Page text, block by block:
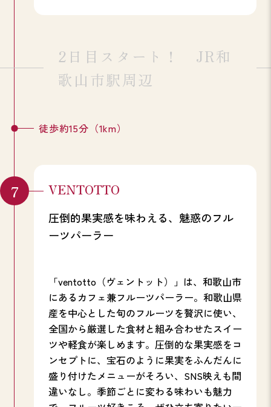
2日目スタート！ JR和
歌山市駅周辺
徒歩約15分（1km）
VENTOTTO
圧倒的果実感を味わえる、魅惑のフル
ーツパーラー
「ventotto（ヴェントット）」は、和歌山市
にあるカフェ兼フルーツパーラー。和歌山県
産を中心とした旬のフルーツを贅沢に使い、
全国から厳選した食材と組み合わせたスイー
ツや軽食が楽しめます。圧倒的な果実感をコ
ンセプトに、宝石のように果実をふんだんに
盛り付けたメニューがそろい、SNS映えも間
違いなし。季節ごとに変わる味わいも魅力